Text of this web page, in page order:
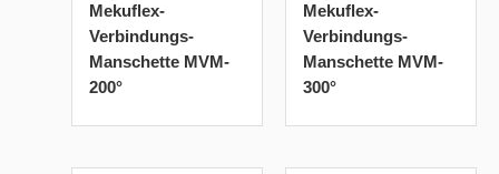
Mekuflex-
Verbindungs-
Manschette MVM-
200°
Mekuflex-
Verbindungs-
Manschette MVM-
300°